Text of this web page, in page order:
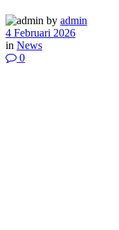
by admin
4 Februari 2026
in News
0